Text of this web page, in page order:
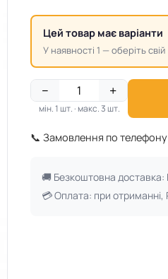
Цей товар має варіанти
У наявності 1 — оберіть свій
− +
мін. 1 шт. · макс. 3 шт.
📞 Замовлення по
🚚 Безкоштовна
💳 Оплата: при